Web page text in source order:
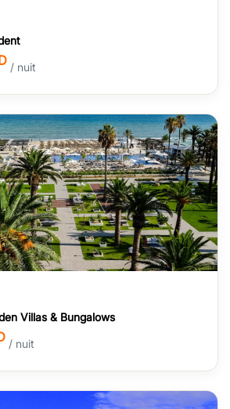
/ nuit
Villas & Bungalows
/ nuit